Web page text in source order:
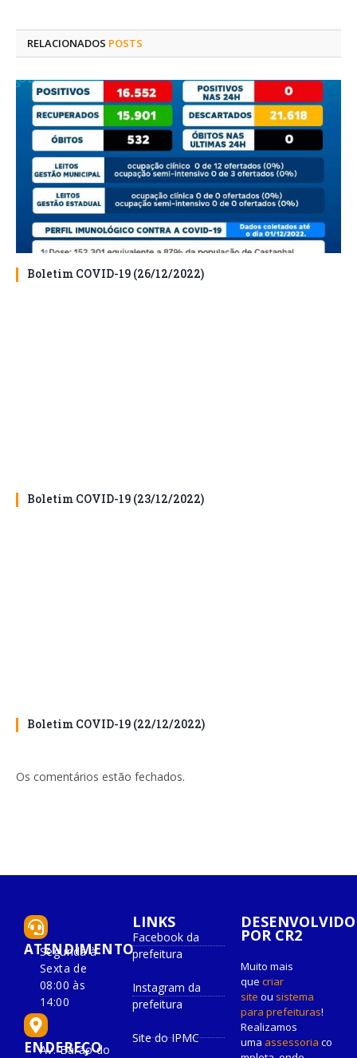
RELACIONADOS POSTS
Boletim COVID-19 (26/12/2022)
Boletim COVID-19 (23/12/2022)
Boletim COVID-19 (22/12/2022)
Os comentários estão fechados.
ATENDIMENTO
Segunda à
Sexta de
08:00 às
14:00
ENDEREÇO
Av. Barão do
LINKS
Facebook da
prefeitura
Instagram da
prefeitura
Site do IPMC
DESENVOLVIDO
POR CR2
Muito mais
que criar
site ou sistema
para prefeituras!
Realizamos
uma assessoria co